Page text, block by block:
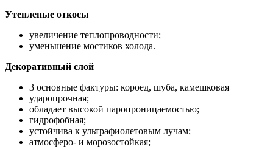
Утепленые откосы
увеличение теплопроводности;
уменьшение мостиков холода.
Декоративный слой
3 основные фактуры: короед, шуба, камешковая
ударопрочная;
обладает высокой паропроницаемостью;
гидрофобная;
устойчива к ультрафиолетовым лучам;
атмосферо- и морозостойкая;